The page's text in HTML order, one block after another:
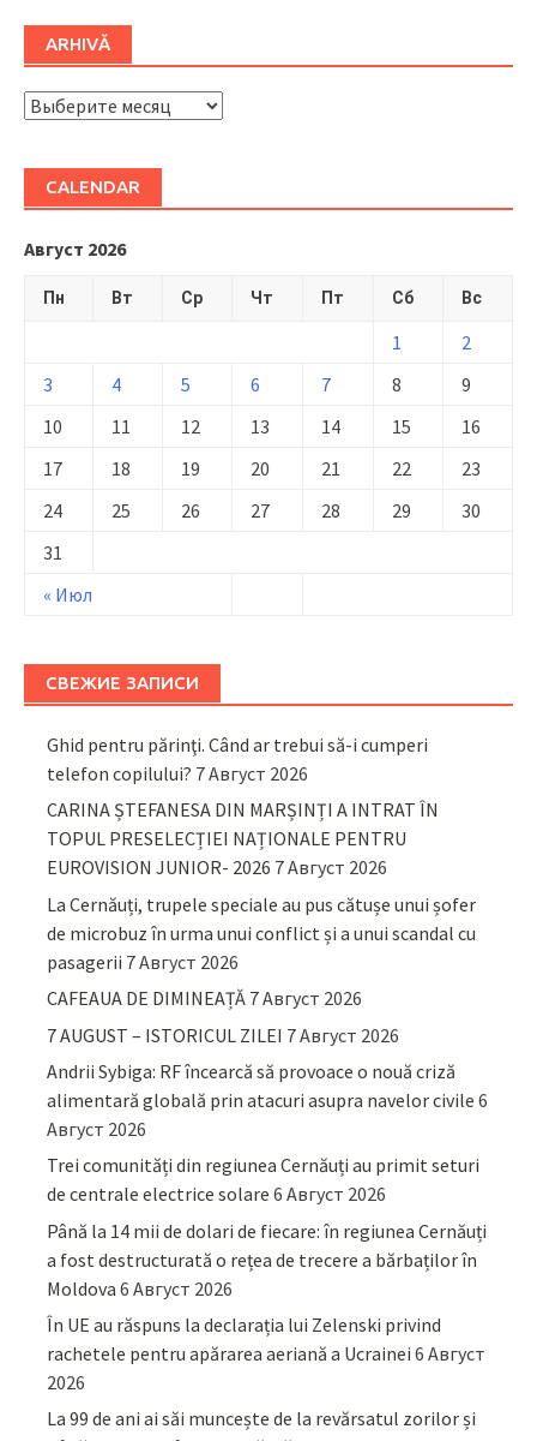
ARHIVĂ
ARHIVĂ
CALENDAR
Август 2026
Пн Вт Ср Чт Пт Сб Вс
« Июл
1
2
3
4 5 6 7 8
9
10
11 12 13 14 15
16
17
18 19 20 21 22
23
24
25 26 27 28 29
30
31
СВЕЖИЕ ЗАПИСИ
Ghid pentru părinţi. Când ar trebui să-i cumperi
telefon copilului? 7 Август 2026
CARINA ȘTEFANESA DIN MARȘINȚI A INTRAT ÎN
TOPUL PRESELECȚIEI NAȚIONALE PENTRU
EUROVISION JUNIOR- 2026 7 Август 2026
La Cernăuți, trupele speciale au pus cătușe unui șofer
de microbuz în urma unui conflict și a unui scandal cu
pasagerii 7 Август 2026
CAFEAUA DE DIMINEAȚĂ 7 Август 2026
7 AUGUST – ISTORICUL ZILEI 7 Август 2026
Andrii Sybiga: RF încearcă să provoace o nouă criză
alimentară globală prin atacuri asupra navelor civile 6
Август 2026
Trei comunități din regiunea Cernăuți au primit seturi
de centrale electrice solare 6 Август 2026
Până la 14 mii de dolari de fiecare: în regiunea Cernăuți
a fost destructurată o rețea de trecere a bărbaților în
Moldova 6 Август 2026
În UE au răspuns la declarația lui Zelenski privind
rachetele pentru apărarea aeriană a Ucrainei 6 Август
2026
La 99 de ani ai săi muncește de la revărsatul zorilor și